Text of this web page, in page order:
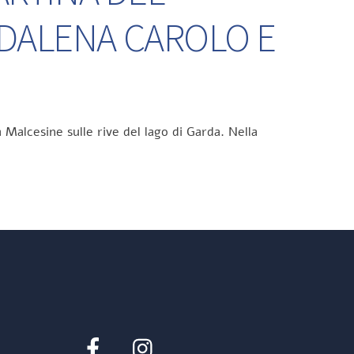
CAROLO E
sulle rive del lago di Garda. Nella
Facebook